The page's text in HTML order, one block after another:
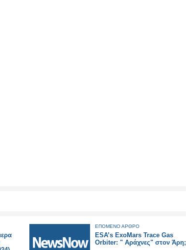
ΕΠΟΜΕΝΟ ΑΡΘΡΟ
ESA’s ExoMars Trace Gas
Orbiter: " Αράχνες" στον Άρη;